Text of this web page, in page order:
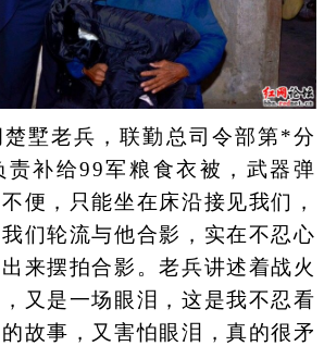
老兵，联勤总司令部第*分
责补给99军粮食衣被，武器弹
便，只能坐在床沿接见我们，
们轮流与他合影，实在不忍心
来摆拍合影。老兵讲述着战火
又是一场眼泪，这是我不忍看
故事，又害怕眼泪，真的很矛